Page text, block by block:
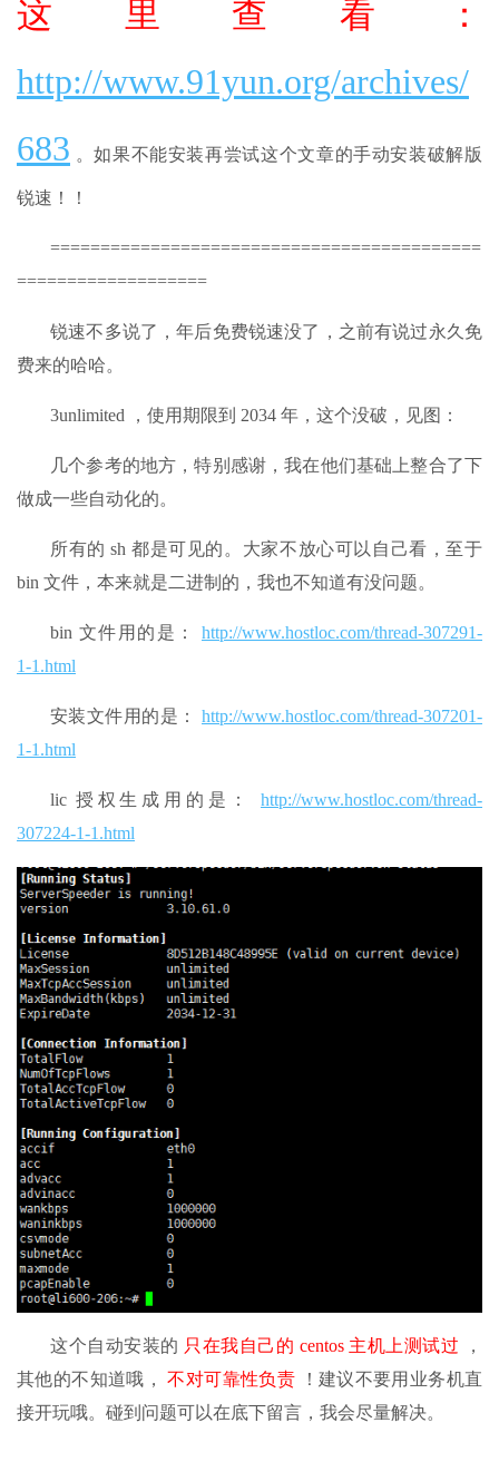
这里查看：
http://www.91yun.org/archives/
683 。如果不能安装再尝试这个文章的手动安装破解版
锐速！！
===========================================
===================
锐速不多说了，年后免费锐速没了，之前有说过永久免
费来的哈哈。
3unlimited ，使用期限到 2034 年，这个没破，见图：
几个参考的地方，特别感谢，我在他们基础上整合了下
做成一些自动化的。
所有的 sh 都是可见的。大家不放心可以自己看，至于
bin 文件，本来就是二进制的，我也不知道有没问题。
bin 文件用的是： http://www.hostloc.com/thread-307291-
1-1.html
安装文件用的是： http://www.hostloc.com/thread-307201-
1-1.html
lic 授权生成用的是： http://www.hostloc.com/thread-
307224-1-1.html
这个自动安装的 只在我自己的 centos 主机上测试过
，
其他的不知道哦，不对可靠性负责
！建议不要用业务机直
接开玩哦。碰到问题可以在底下留言，我会尽量解决。